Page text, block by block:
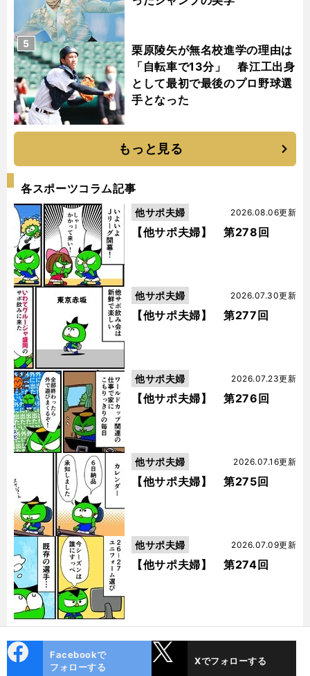
栗原陵矢が無名校進学の理由は
「自転車で13分」 春江工出身
として最初で最後のプロ野球選
手となった
5
もっと見る
各スポーツコラム記事
【他サポ夫婦】 第278回
2026.08.06更新
他サポ夫婦
【他サポ夫婦】 第277回
2026.07.30更新
他サポ夫婦
【他サポ夫婦】 第276回
2026.07.23更新
他サポ夫婦
【他サポ夫婦】 第275回
2026.07.16更新
他サポ夫婦
【他サポ夫婦】 第274回
2026.07.09更新
他サポ夫婦
ok
Facebookで
フォローする
Xでフォローする